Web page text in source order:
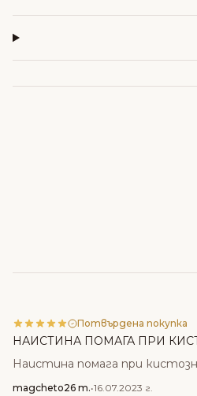
Потвърдена покупка
НАИСТИНА ПОМАГА ПРИ
Наистина помага при
magcheto26 m.•16.07.2023 г.